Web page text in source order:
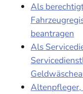
Als
beantragen
Als
Altenpfleger,